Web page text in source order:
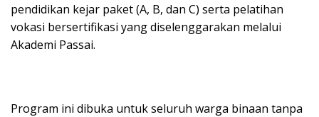
pendidikan kejar paket (A, B, dan C) serta pelatihan
vokasi bersertifikasi yang diselenggarakan melalui
Akademi Passai.
Program ini dibuka untuk seluruh warga binaan tanpa